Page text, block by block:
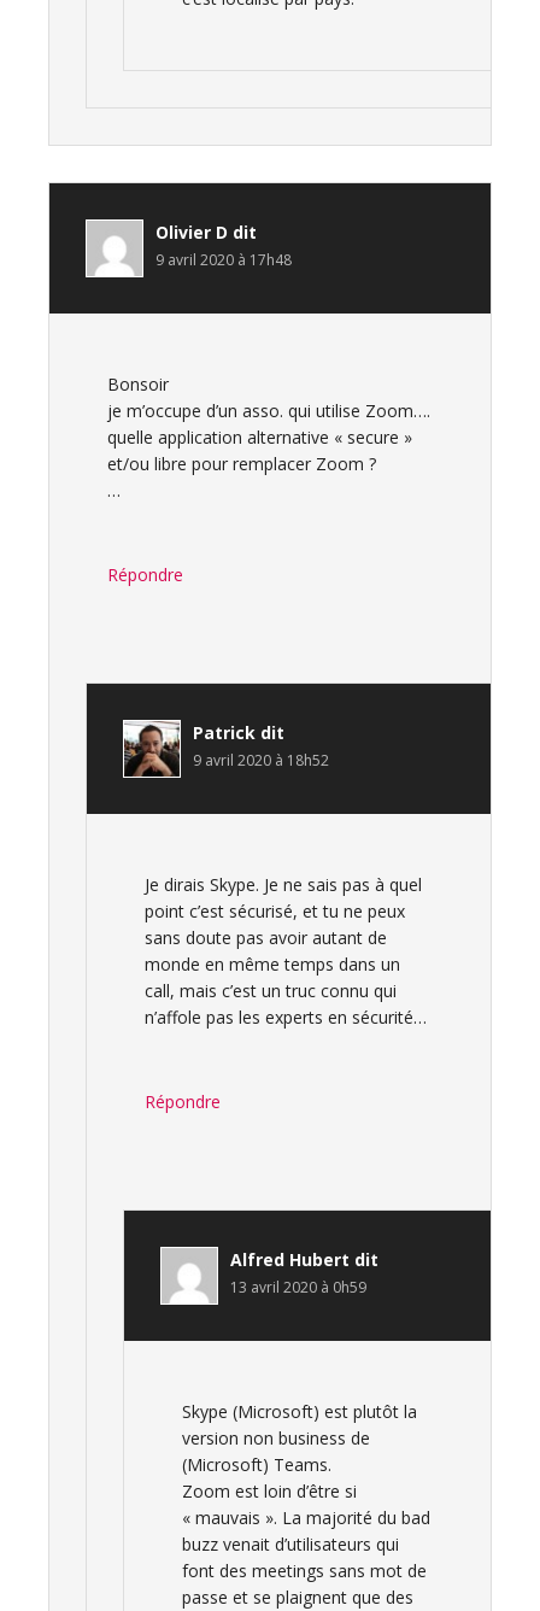
Olivier D dit
9 avril 2020 à 17h48
Bonsoir
je m’occupe d’un asso. qui utilise Zoom….
quelle application alternative « secure »
et/ou libre pour remplacer Zoom ?
…
Répondre
Patrick dit
9 avril 2020 à 18h52
Je dirais Skype. Je ne sais pas à quel
point c’est sécurisé, et tu ne peux
sans doute pas avoir autant de
monde en même temps dans un
call, mais c’est un truc connu qui
n’affole pas les experts en sécurité…
Répondre
Alfred Hubert dit
13 avril 2020 à 0h59
Skype (Microsoft) est plutôt la
version non business de
(Microsoft) Teams.
Zoom est loin d’être si
« mauvais ». La majorité du bad
buzz venait d’utilisateurs qui
font des meetings sans mot de
passe et se plaignent que des